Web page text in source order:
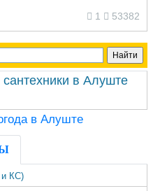
1 53382
КС)